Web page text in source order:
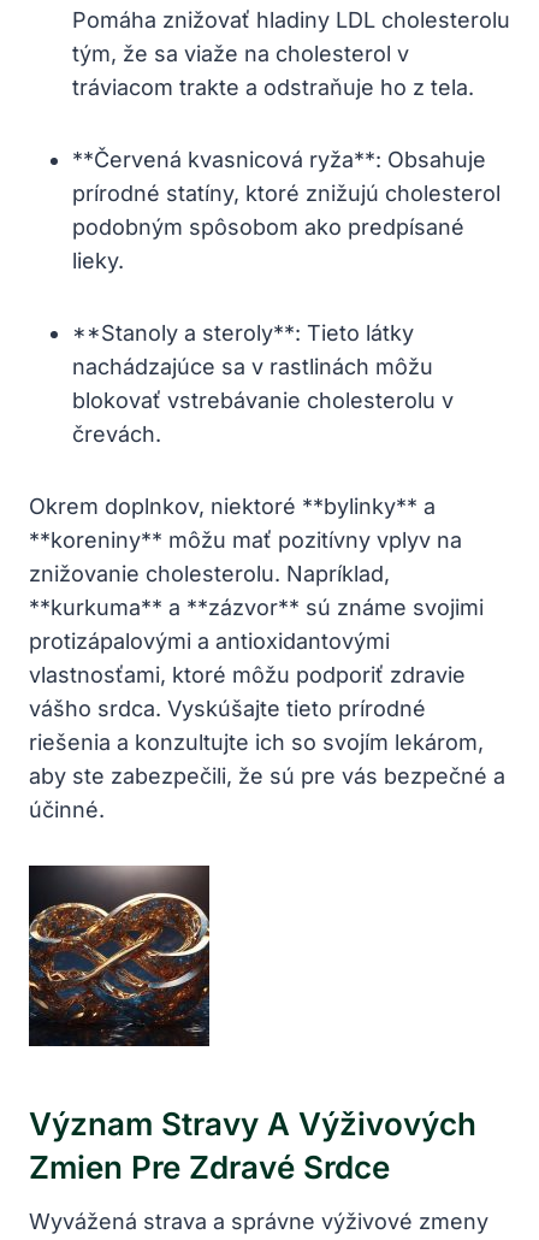
Pomáha znižovať hladiny LDL cholesterolu
tým, že sa viaže na cholesterol v
tráviacom trakte a odstraňuje ho z tela.
**Červená kvasnicová ryža**: Obsahuje
prírodné statíny, ktoré znižujú cholesterol
podobným spôsobom ako predpísané
lieky.
**Stanoly a steroly**: Tieto látky
nachádzajúce sa v rastlinách môžu
blokovať vstrebávanie cholesterolu v
črevách.
Okrem doplnkov, niektoré **bylinky** a
**koreniny** môžu mať pozitívny vplyv na
znižovanie cholesterolu. Napríklad,
**kurkuma** a **zázvor** sú známe svojimi
protizápalovými a antioxidantovými
vlastnosťami, ktoré môžu podporiť zdravie
vášho srdca. Vyskúšajte tieto prírodné
riešenia a konzultujte ich so svojím lekárom,
aby ste zabezpečili, že sú pre vás bezpečné a
účinné.
Význam Stravy A Výživových
Zmien Pre Zdravé Srdce
Wyvážená strava a správne výživové zmeny